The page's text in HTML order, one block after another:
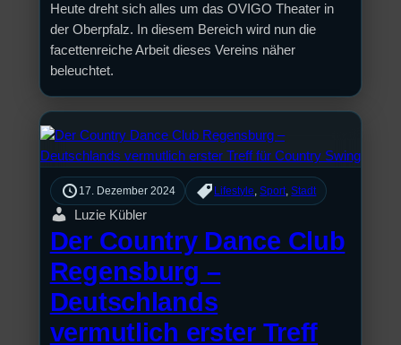
Heute dreht sich alles um das OVIGO Theater in
der Oberpfalz. In diesem Bereich wird nun die
facettenreiche Arbeit dieses Vereins näher
beleuchtet.
17. Dezember 2024 Lifestyle , Sport , Stadt
Luzie Kübler
Der Country Dance Club
Regensburg –
Deutschlands
vermutlich erster Treff